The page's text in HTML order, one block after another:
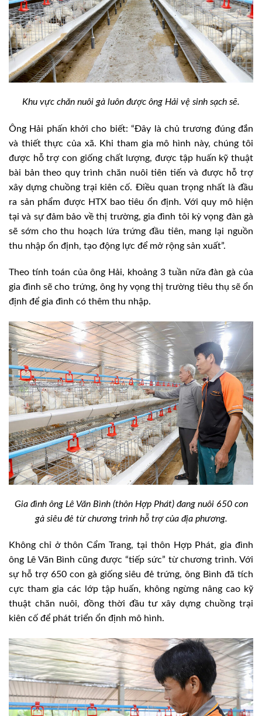
Khu vực chăn nuôi gà luôn được ông Hải vệ sinh sạch sẽ.
Ông Hải phấn khởi cho biết: “Đây là chủ trương đúng đắn
và thiết thực của xã. Khi tham gia mô hình này, chúng tôi
được hỗ trợ con giống chất lượng, được tập huấn kỹ thuật
bài bản theo quy trình chăn nuôi tiên tiến và được hỗ trợ
xây dựng chuồng trại kiên cố. Điều quan trọng nhất là đầu
ra sản phẩm được HTX bao tiêu ổn định. Với quy mô hiện
tại và sự đảm bảo về thị trường, gia đình tôi kỳ vọng đàn gà
sẽ sớm cho thu hoạch lứa trứng đầu tiên, mang lại nguồn
thu nhập ổn định, tạo động lực để mở rộng sản xuất”.
Theo tính toán của ông Hải, khoảng 3 tuần nữa đàn gà của
gia đình sẽ cho trứng, ông hy vọng thị trường tiêu thụ sẽ ổn
định để gia đình có thêm thu nhập.
Gia đình ông Lê Văn Bình (thôn Hợp Phát) đang nuôi 650 con
gà siêu đẻ từ chương trình hỗ trợ của địa phương.
Không chỉ ở thôn Cẩm Trang, tại thôn Hợp Phát, gia đình
ông Lê Văn Bình cũng được “tiếp sức” từ chương trình. Với
sự hỗ trợ 650 con gà giống siêu đẻ trứng, ông Bình đã tích
cực tham gia các lớp tập huấn, không ngừng nâng cao kỹ
thuật chăn nuôi, đồng thời đầu tư xây dựng chuồng trại
kiên cố để phát triển ổn định mô hình.